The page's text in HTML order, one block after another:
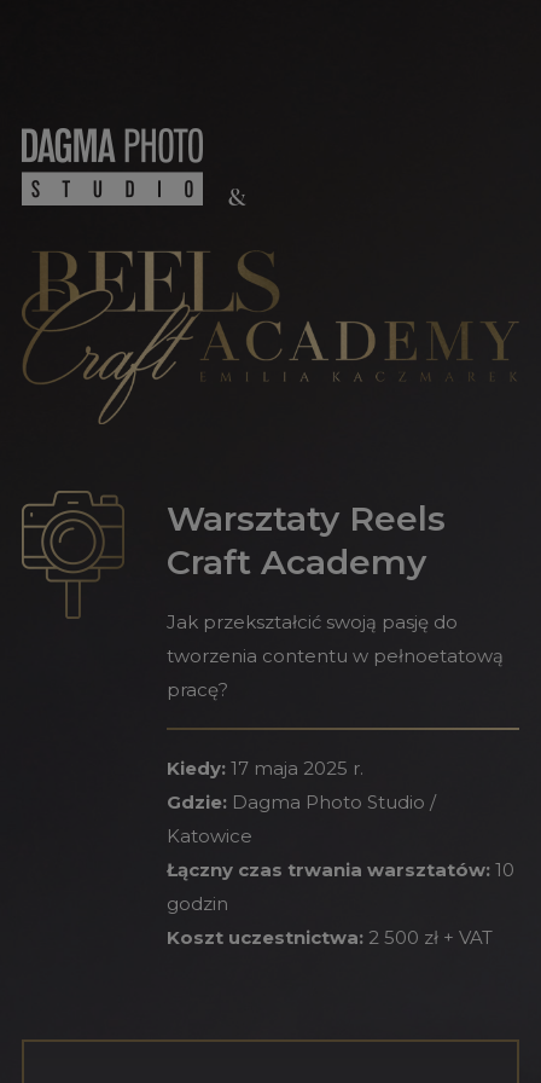
&
Warsztaty Reels
Craft Academy
Jak przekształcić swoją pasję do
tworzenia contentu w pełnoetatową
pracę?
Kiedy: 17 maja 2025 r.
Gdzie: Dagma Photo Studio /
Katowice
Łączny czas trwania warsztatów: 10
godzin
Koszt uczestnictwa: 2 500 zł + VAT